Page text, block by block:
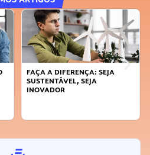
FAÇA A DIFERENÇA: SEJA
SUSTENTÁVEL, SEJA
INOVADOR